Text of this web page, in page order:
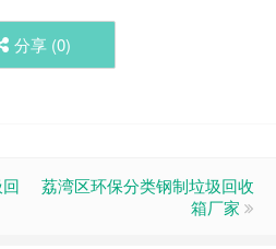
分享 (0)
荔湾区环保分类钢制垃圾回收
箱厂家